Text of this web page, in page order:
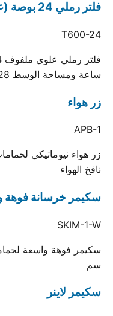
فلتر رملي 24 بوصة (علوي)
T600-24
ساعة ومساحة الوسط 0.28 م2. يورد بمالتي فالف 1.5 بوصة
زر هواء
APB-1
زر هواء نيوماتيكي
نافخ الهواء
سكيمر خرسانة فوهة
SKIM-1-W
سم
سكيمر لاينر